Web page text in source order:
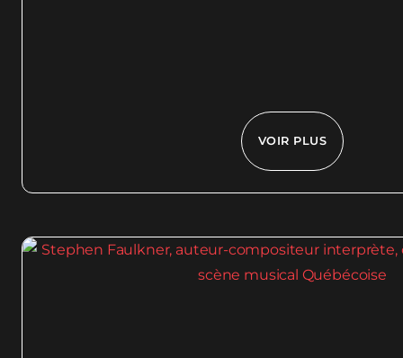
VOIR PLUS